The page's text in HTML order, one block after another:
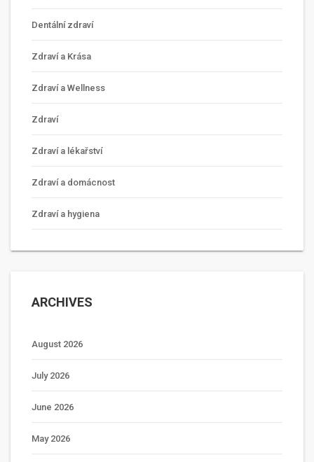
Dentální zdraví
Zdraví a Krása
Zdraví a Wellness
Zdraví
Zdraví a lékařství
Zdraví a domácnost
Zdraví a hygiena
ARCHIVES
August 2026
July 2026
June 2026
May 2026